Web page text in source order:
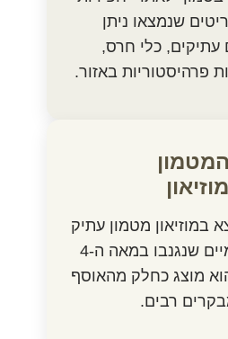
שנמצאו ניתן
עתיקים, כלי חרס,
פרהיסטוריות באזור.
2015 נמצא במוזיאון מטמון עתיק
של מטבעות רומיים שנגנבו במאה ה-4
מוצג כחלק מהאוסף
רבים.